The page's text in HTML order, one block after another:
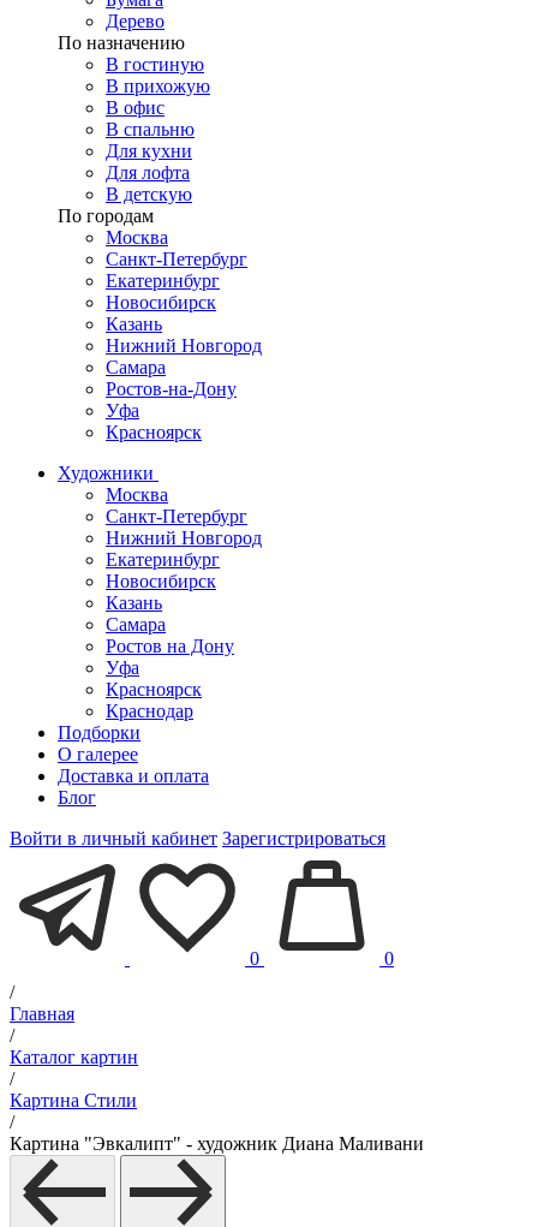
Дерево
По назначению
В гостиную
В прихожую
В офис
В спальню
Для кухни
Для лофта
В детскую
По городам
Москва
Санкт-Петербург
Екатеринбург
Новосибирск
Казань
Нижний Новгород
Самара
Ростов-на-Дону
Уфа
Красноярск
Художники
Москва
Санкт-Петербург
Нижний Новгород
Екатеринбург
Новосибирск
Казань
Самара
Ростов на Дону
Уфа
Красноярск
Краснодар
Подборки
О галерее
Доставка и оплата
Блог
Войти в личный кабинет Зарегистрироваться
0
0
/
Главная
/
Каталог картин
/
Картина Стили
/
Картина "Эвкалипт" - художник Диана Маливани